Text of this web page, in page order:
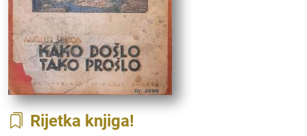
Rijetka knjiga